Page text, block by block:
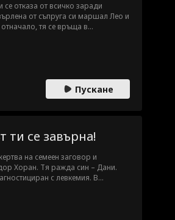
отказа от всичко заради
от съпруга си маршал Лео и
тя се връща в
Тя е по-силна, по-мъдра и
по свои собствени правила.
Пускане
се завърна!
на семеен заговор и
Хоран. Тя ражда син – Дани.
с левкемия. В